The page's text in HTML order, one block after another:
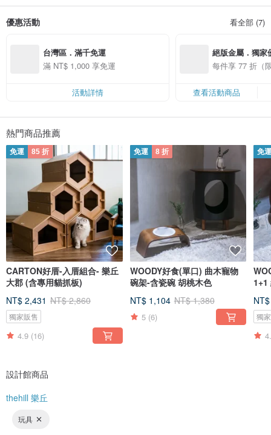
讓家回到寧靜恬適的本質。
優惠活動 看全部 (7)
台灣區．滿千免運
滿 NT$ 1,000 享免運
活動詳情
絕版金屬．獨家
每件享 77 折（
查看活動商品
熱門商品推薦
免運 85 折
CARTON好厝-入厝組合- 樂丘
大郡 (含專用貓抓板)
NT$ 2,431 NT$ 2,860
獨家販售
4.9 (16)
免運 8 折
WOODY好食(單口) 曲木寵物
碗架-含瓷碗 胡桃木色
NT$ 1,104 NT$ 1,380
5 (6)
免
1+1
獨
設計館商品
thehill 樂丘
玩具